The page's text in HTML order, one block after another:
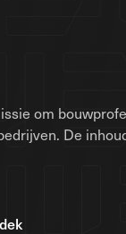
om
De